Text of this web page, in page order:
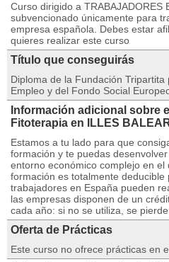
Curso dirigido a TRABAJADORES
subvencionado únicamente para
empresa española. Debes estar
quieres realizar este curso
Título que conseguirás
Diploma de la Fundación
Empleo y del Fondo Social
Información adicional sobre
Fitoterapia en ILLES
Estamos a tu lado para que
formación y te puedas
entorno económico complejo en el
formación es totalmente deducible
trabajadores en España pueden
las empresas disponen de un
cada año: si no se utiliza, se pierde
Oferta de Prácticas
Este curso no ofrece prácticas en